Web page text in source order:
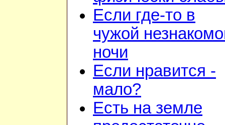
Если где-то в
чужой
ночи
Если нравится -
мало?
Есть на земле